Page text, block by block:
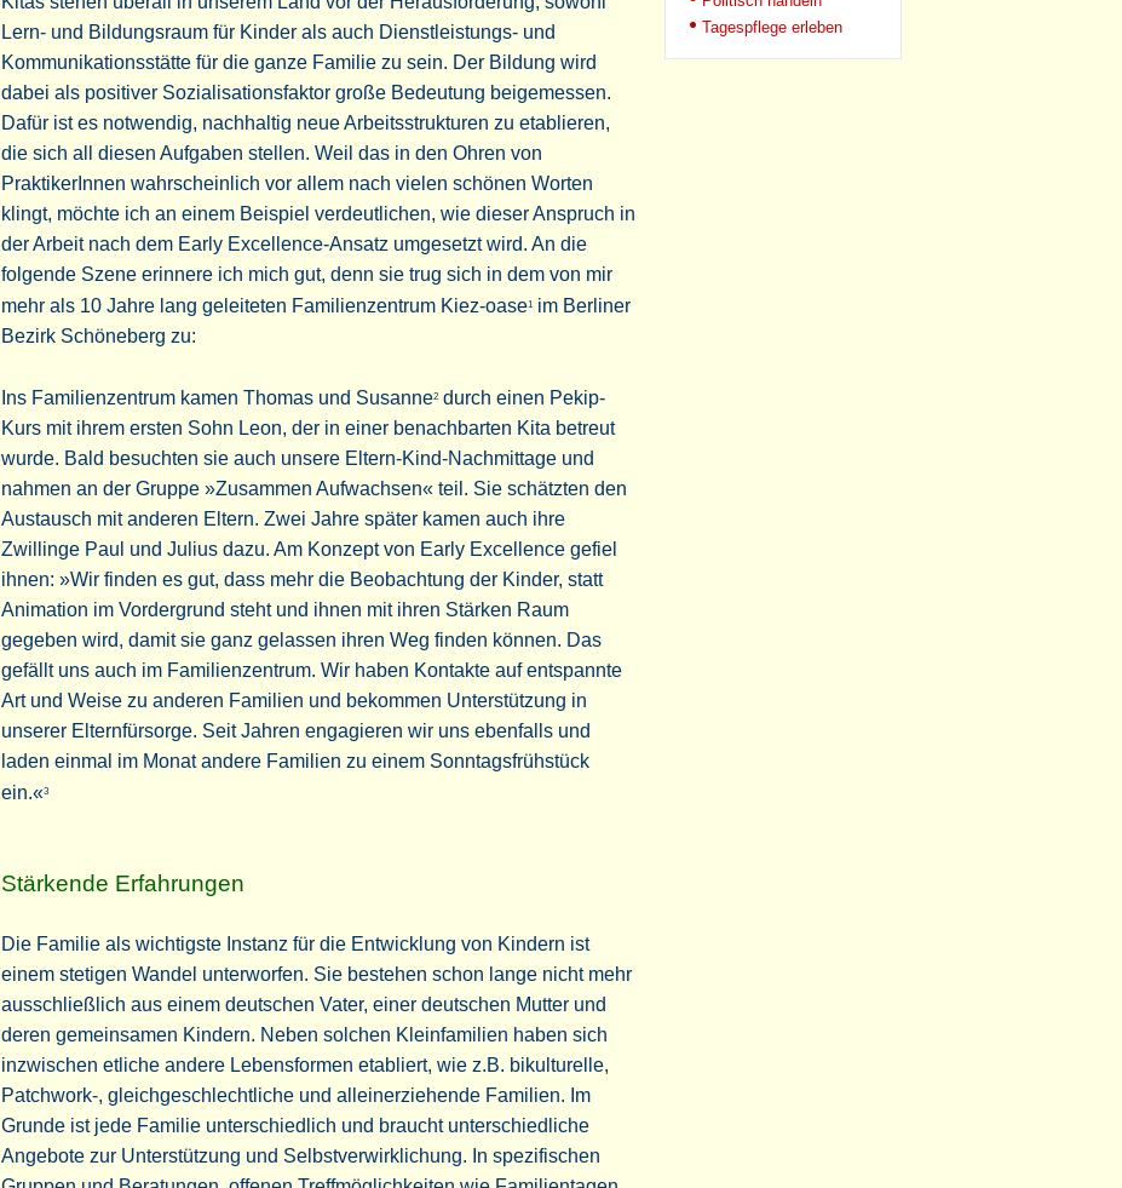
Lern- und Bildungsraum für Kinder als auch Dienstleistungs- und
Kommunikationsstätte für die ganze Familie zu sein. Der Bildung wird
dabei als positiver Sozialisationsfaktor große Bedeutung beigemessen.
Dafür ist es notwendig, nachhaltig neue Arbeitsstrukturen zu etablieren,
die sich all diesen Aufgaben stellen. Weil das in den Ohren von
PraktikerInnen wahrscheinlich vor allem nach vielen schönen Worten
klingt, möchte ich an einem Beispiel verdeutlichen, wie dieser Anspruch in
der Arbeit nach dem Early Excellence-Ansatz umgesetzt wird. An die
folgende Szene erinnere ich mich gut, denn sie trug sich in dem von mir
mehr als 10 Jahre lang geleiteten Familienzentrum Kiez-oase1 im Berliner
Bezirk Schöneberg zu:
Ins Familienzentrum kamen Thomas und Susanne2 durch einen Pekip-
Kurs mit ihrem ersten Sohn Leon, der in einer benachbarten Kita betreut
wurde. Bald besuchten sie auch unsere Eltern-Kind-Nachmittage und
nahmen an der Gruppe »Zusammen Aufwachsen« teil. Sie schätzten den
Austausch mit anderen Eltern. Zwei Jahre später kamen auch ihre
Zwillinge Paul und Julius dazu. Am Konzept von Early Excellence gefiel
ihnen: »Wir finden es gut, dass mehr die Beobachtung der Kinder, statt
Animation im Vordergrund steht und ihnen mit ihren Stärken Raum
gegeben wird, damit sie ganz gelassen ihren Weg finden können. Das
gefällt uns auch im Familienzentrum. Wir haben Kontakte auf entspannte
Art und Weise zu anderen Familien und bekommen Unterstützung in
unserer Elternfürsorge. Seit Jahren engagieren wir uns ebenfalls und
laden einmal im Monat andere Familien zu einem Sonntagsfrühstück
ein.«3
Stärkende Erfahrungen
Die Familie als wichtigste Instanz für die Entwicklung von Kindern ist
einem stetigen Wandel unterworfen. Sie bestehen schon lange nicht mehr
ausschließlich aus einem deutschen Vater, einer deutschen Mutter und
deren gemeinsamen Kindern. Neben solchen Kleinfamilien haben sich
inzwischen etliche andere Lebensformen etabliert, wie z.B. bikulturelle,
Patchwork-, gleichgeschlechtliche und alleinerziehende Familien. Im
Grunde ist jede Familie unterschiedlich und braucht unterschiedliche
Angebote zur Unterstützung und Selbstverwirklichung. In spezifischen
Tagespflege erleben